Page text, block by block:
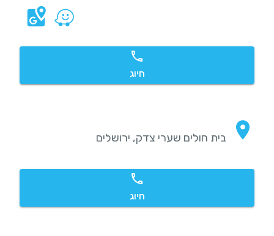
חיוג
בית חולים שערי צדק, ירושלים
חיוג